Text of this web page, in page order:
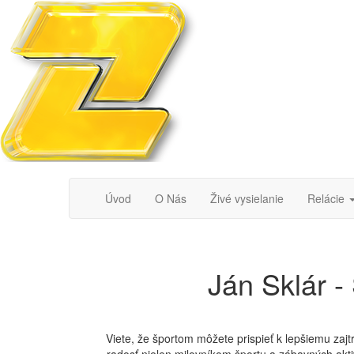
Úvod O Nás Živé vysielanie Relácie
Ján Sklár
Viete, že športom môžete prispieť k lepšiemu